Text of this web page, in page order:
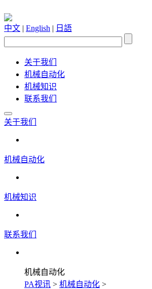
中文 | English | 日語
关于我们
机械自动化
机械知识
联系我们
关于我们
机械自动化
机械知识
联系我们
机械自动化
PA视讯 > 机械自动化 >